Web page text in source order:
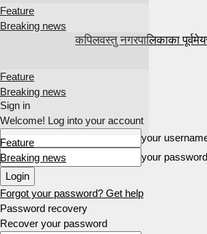
Feature
Breaking news
Feature
Breaking news
Feature
Breaking news
कपिलवस्तु नगरपालिकाका
Sign in
Welcome! Log into your account
your
your password
Forgot your password? Get help
Password recovery
Recover your password